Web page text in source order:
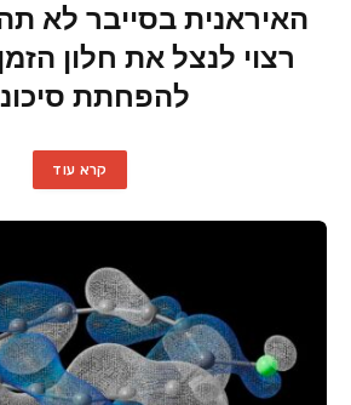
האיראנית בסייבר לא
רצוי לנצל את חלון
להפחתת
קרא עוד